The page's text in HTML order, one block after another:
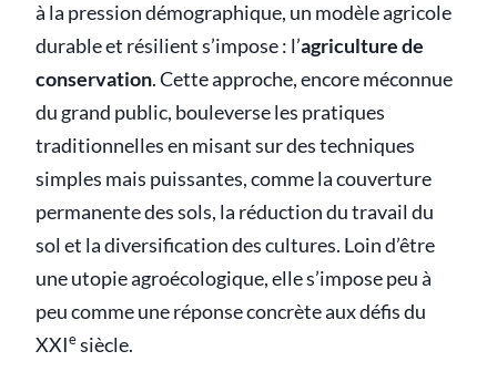
à la pression démographique, un modèle agricole
durable et résilient s’impose : l’agriculture de
conservation. Cette approche, encore méconnue
du grand public, bouleverse les pratiques
traditionnelles en misant sur des techniques
simples mais puissantes, comme la couverture
permanente des sols, la réduction du travail du
sol et la diversification des cultures. Loin d’être
une utopie agroécologique, elle s’impose peu à
peu comme une réponse concrète aux défis du
XXIesiècle.